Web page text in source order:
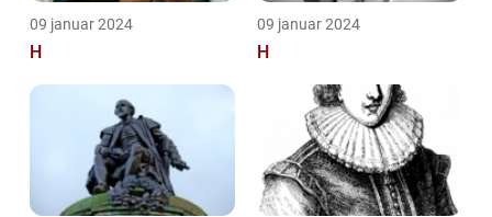
09 januar 2024
H
09 januar 2024
H